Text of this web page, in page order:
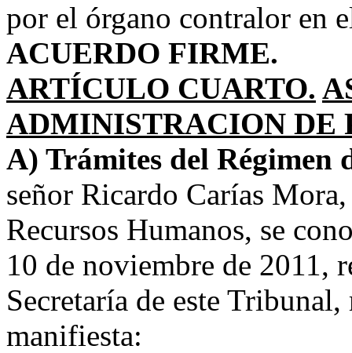
por el órgano contralor en
ACUERDO FIRME.
ARTÍCULO CUARTO.
ADMINISTRACION DE
A) Trámites del Régimen
señor Ricardo Carías
Recursos Humanos, se
10 de noviembre de 2011,
Secretaría de este
manifiesta: